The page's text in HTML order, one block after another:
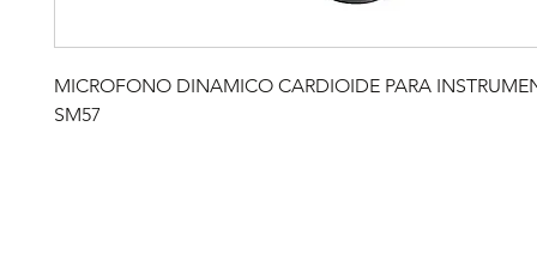
MICROFONO DINAMICO CARDIOIDE PARA
SM57